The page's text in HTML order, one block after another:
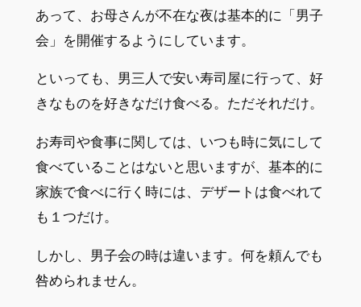
あって、お母さんが不在な夜は基本的に「男子
会」を開催するようにしています。
といっても、男三人で安い寿司屋に行って、好
きなものを好きなだけ食べる。ただそれだけ。
お寿司や食事に関しては、いつも時に気にして
食べていることはないと思いますが、基本的に
家族で食べに行く時には、デザートは食べれて
も１つだけ。
しかし、男子会の時は違います。何を頼んでも
咎められません。